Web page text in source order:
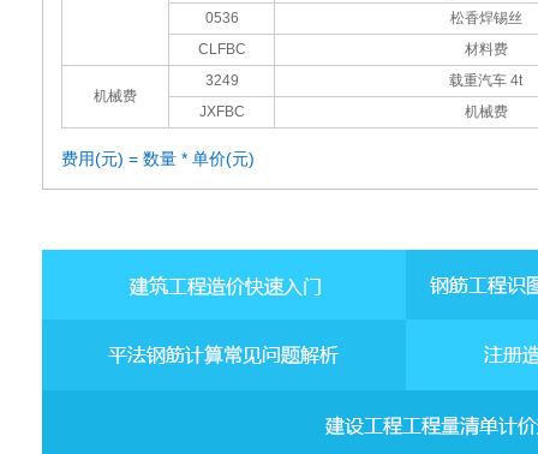
0536
松香焊锡丝
CLFBC
材料费
机械费
3249
载重汽车 4t
JXFBC
机械费
费用(元) = 数量 * 单价(元)